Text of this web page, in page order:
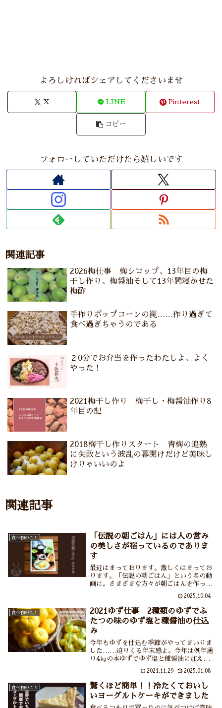
よろしければシェアしてくださいませ
X LINE Pinterest
コピー
フォローしていただけたら嬉しいです
関連記事
2026梅仕事 梅シロップ、13年目の梅
干し作り、梅醤油そして13年間寝かせた
梅酢
手作りポップコーンの罠……作り過ぎて
食べ過ぎちゃうのである
２0分でお弁当を作ったわたしよ、よく
やった！
2021梅干し作り 梅干し・梅醤油作り8
年目の記
2018梅干し作りスタート 青梅の追熟
に失敗という波乱の幕開けだけど美味し
けりゃいいのよ
関連記事
食べ物のこと
「伝説の朝ごはん」には人の営み
の美しさが宿っているのでありま
す
最近はまっております。激しくはまってお
ります。「伝説の朝ごはん」という名の動
画に。さまざまな方々が朝ごはんを作って
ほどこころが惹かれてしまうのでしょう
か？そこにある人の営みの美しさよ。今日
も見ました。明日も見るでしょう。
2025.10.04
食べ物のこと
2021ゆず仕事 2種類のゆずでふ
たつの味のゆず塩と種醤油の仕込
み
今年もゆずを仕込む季節がやってまいりま
した……迫りくる年末感よ。今年は例年通
り4㎏の本ゆずでゆず塩と種醤油に加えて
いつものお鍋が何倍にもおいしくなるゆず
塩作り、みなさまもゆず塩を作ってそのお
いしさにしみじみなさってください。
2021.11.29 2025.01.08
食べ物のこと
驚くほど簡単！！冷たくておいし
いヨーグルトケーキができました